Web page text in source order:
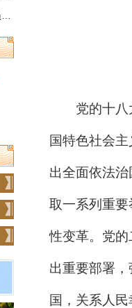
党的十
国特色社会
出全面依法治
取一系列重
性变革。党
出重要部署
国，关系人